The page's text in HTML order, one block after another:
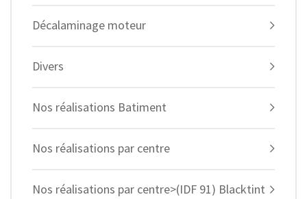
Décalaminage moteur
Divers
Nos réalisations Batiment
Nos réalisations par centre
Nos réalisations par centre>(IDF 91) Blacktint